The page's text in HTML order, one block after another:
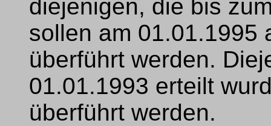
diejenigen, die bis
sollen am 01.01.1995
überführt werden.
01.01.1993 erteilt
überführt werden.